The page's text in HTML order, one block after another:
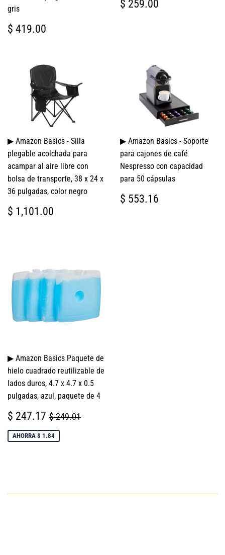
gris
PRECIO
HABITUAL
$ 419.00
HABITUAL
$ 259.00
▶ Amazon Basics - Silla
plegable acolchada para
acampar al aire libre con
bolsa de transporte, 38 x 24 x
36 pulgadas, color negro
PRECIO
HABITUAL
$ 1,101.00
▶ Amazon Basics - Soporte
para cajones de café
Nespresso con capacidad
para 50 cápsulas
PRECIO
HABITUAL
$ 553.16
▶ Amazon Basics Paquete de
hielo cuadrado reutilizable de
lados duros, 4.7 x 4.7 x 0.5
pulgadas, azul, paquete de 4
PRECIO
DE
VENTA
$ 247.17 $
247.17
PRECIO HABITUAL
$ 249.01
AHORRA $ 1.84